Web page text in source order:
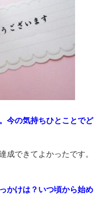
今の気持ちひとことでど
成できてよかったです。
かけは？いつ頃から始め